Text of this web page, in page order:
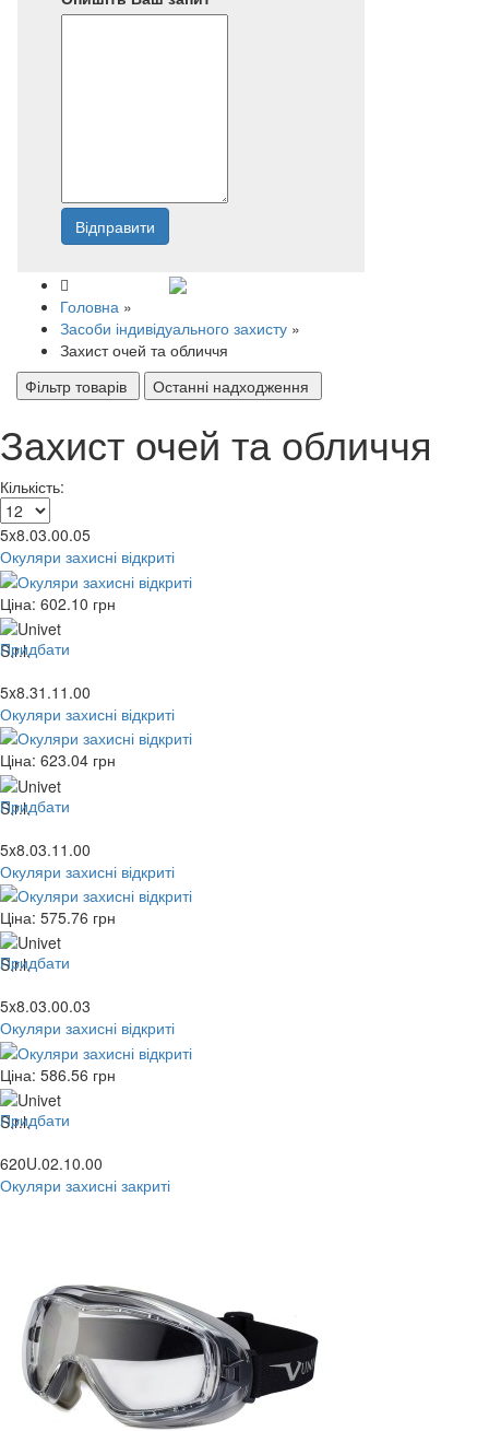
Відправити
Головна »
Засоби індивідуального захисту »
Захист очей та обличчя
Фільтр товарів
Останні надходження
Захист очей та обличчя
Кількість:
5x8.03.00.05
Окуляри захисні відкриті
Ціна: 602.10 грн
Придбати
5x8.31.11.00
Окуляри захисні відкриті
Ціна: 623.04 грн
Придбати
5x8.03.11.00
Окуляри захисні відкриті
Ціна: 575.76 грн
Придбати
5x8.03.00.03
Окуляри захисні відкриті
Ціна: 586.56 грн
Придбати
620U.02.10.00
Окуляри захисні закриті